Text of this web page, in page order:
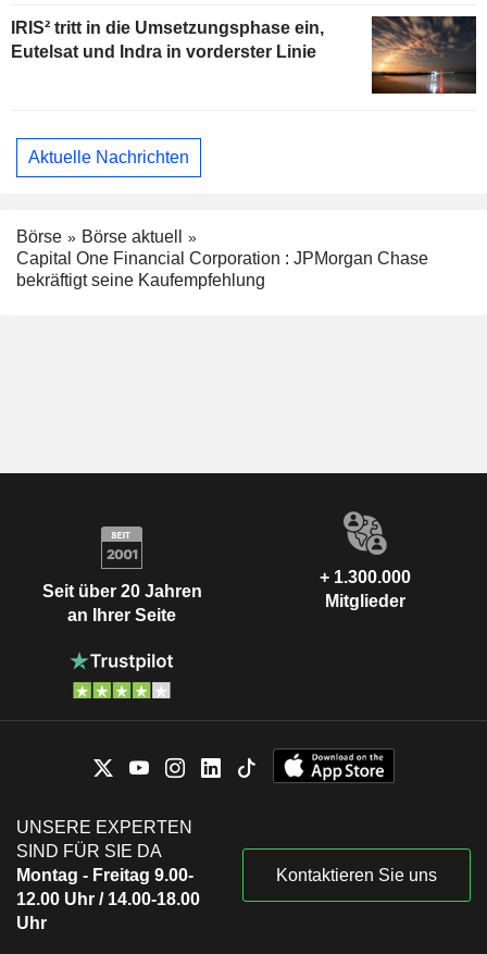
IRIS² tritt in die Umsetzungsphase ein,
Eutelsat und Indra in vorderster Linie
Aktuelle Nachrichten
Börse
Börse aktuell
Capital One Financial Corporation : JPMorgan Chase
bekräftigt seine Kaufempfehlung
Seit über 20 Jahren
an Ihrer Seite
+ 1.300.000
Mitglieder
UNSERE EXPERTEN
SIND FÜR SIE DA
Montag - Freitag 9.00-
12.00 Uhr / 14.00-18.00
Uhr
Kontaktieren Sie uns